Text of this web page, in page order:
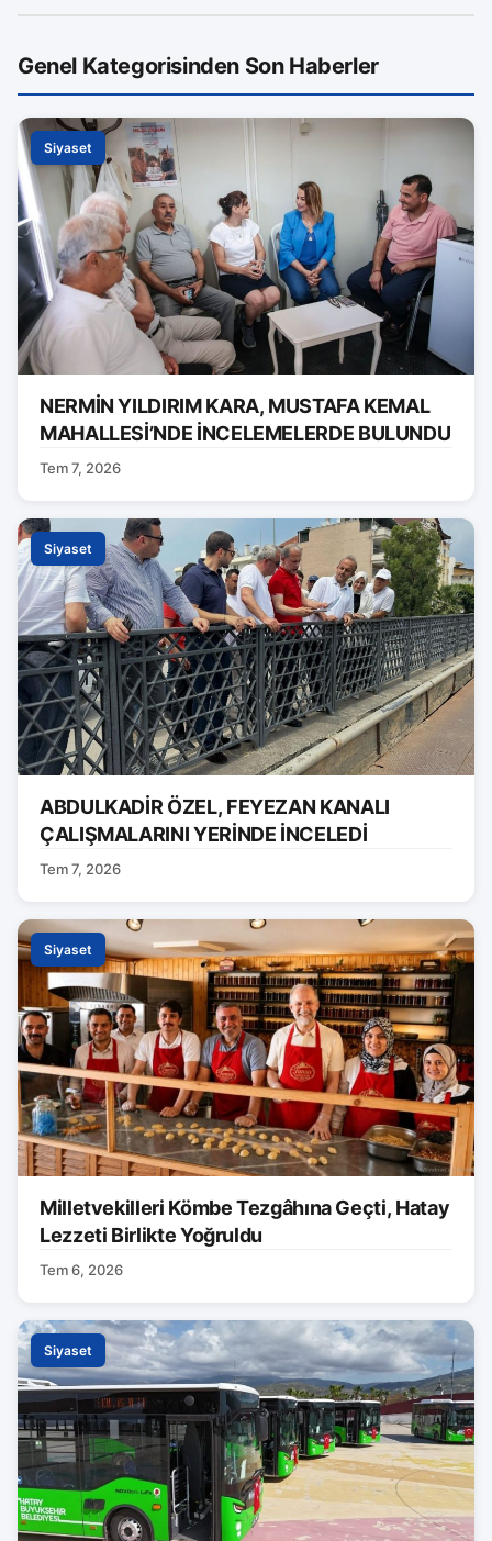
Genel Kategorisinden Son Haberler
Siyaset
NERMİN YILDIRIM KARA, MUSTAFA KEMAL
MAHALLESİ’NDE İNCELEMELERDE BULUNDU
Tem 7, 2026
Siyaset
ABDULKADİR ÖZEL, FEYEZAN KANALI
ÇALIŞMALARINI YERİNDE İNCELEDİ
Tem 7, 2026
Siyaset
Milletvekilleri Kömbe Tezgâhına Geçti, Hatay
Lezzeti Birlikte Yoğruldu
Tem 6, 2026
Siyaset